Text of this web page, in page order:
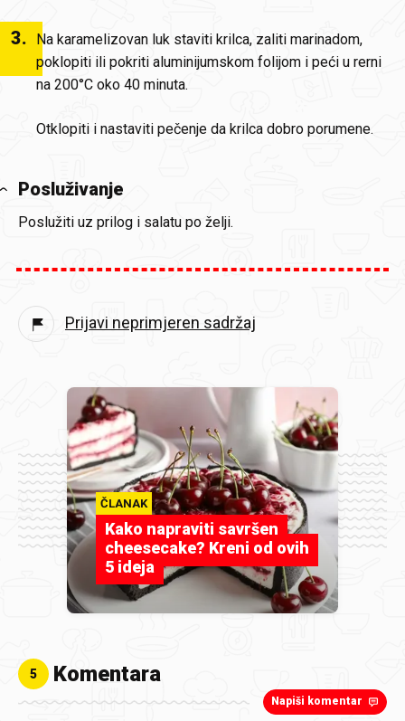
3.
Na karamelizovan luk staviti krilca, zaliti marinadom,
poklopiti ili pokriti aluminijumskom folijom i peći u rerni
na 200°C oko 40 minuta.
Otklopiti i nastaviti pečenje da krilca dobro porumene.
Posluživanje
Poslužiti uz prilog i salatu po želji.
Prijavi neprimjeren sadržaj
ČLANAK
Kako napraviti savršen
cheesecake? Kreni od ovih
5 ideja
5 Komentara
Napiši komentar